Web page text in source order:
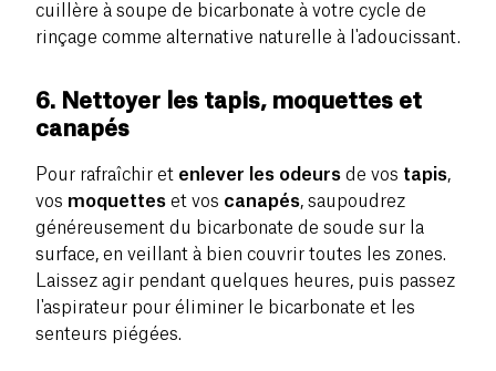
cuillère à soupe de bicarbonate à votre cycle de
rinçage comme alternative naturelle à l'adoucissant.
6. Nettoyer les tapis, moquettes et
canapés
Pour rafraîchir et enlever les odeurs de vos tapis,
vos moquettes et vos canapés, saupoudrez
généreusement du bicarbonate de soude sur la
surface, en veillant à bien couvrir toutes les zones.
Laissez agir pendant quelques heures, puis passez
l'aspirateur pour éliminer le bicarbonate et les
senteurs piégées.